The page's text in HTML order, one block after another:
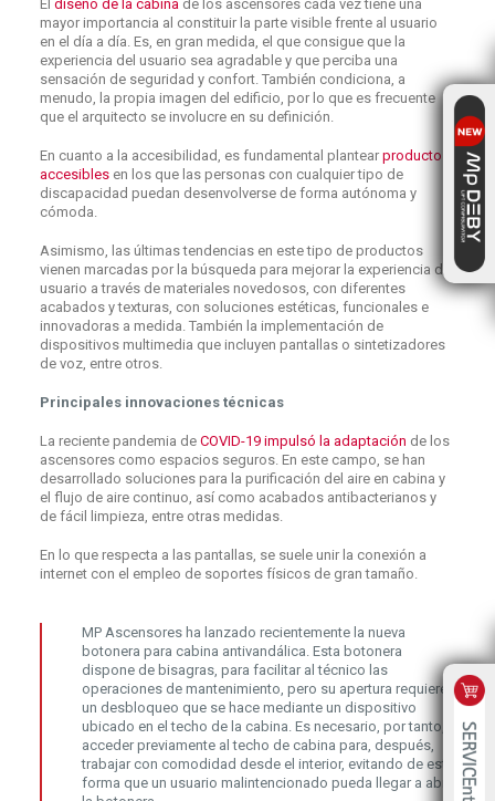
El diseño de la cabina de los ascensores cada vez tiene una
mayor importancia al constituir la parte visible frente al usuario
en el día a día. Es, en gran medida, el que consigue que la
experiencia del usuario sea agradable y que perciba una
sensación de seguridad y confort. También condiciona, a
menudo, la propia imagen del edificio, por lo que es frecuente
que el arquitecto se involucre en su definición.
En cuanto a la accesibilidad, es fundamental plantear productos
accesibles en los que las personas con cualquier tipo de
discapacidad puedan desenvolverse de forma autónoma y
cómoda.
Asimismo, las últimas tendencias en este tipo de productos
vienen marcadas por la búsqueda para mejorar la experiencia del
usuario a través de materiales novedosos, con diferentes
acabados y texturas, con soluciones estéticas, funcionales e
innovadoras a medida. También la implementación de
dispositivos multimedia que incluyen pantallas o sintetizadores
de voz, entre otros.
Principales innovaciones técnicas
La reciente pandemia de COVID-19 impulsó la adaptación de los
ascensores como espacios seguros. En este campo, se han
desarrollado soluciones para la purificación del aire en cabina y
el flujo de aire continuo, así como acabados antibacterianos y
de fácil limpieza, entre otras medidas.
En lo que respecta a las pantallas, se suele unir la conexión a
internet con el empleo de soportes físicos de gran tamaño.
MP Ascensores ha lanzado recientemente la nueva
botonera para cabina antivandálica. Esta botonera
dispone de bisagras, para facilitar al técnico las
operaciones de mantenimiento, pero su apertura requiere
un desbloqueo que se hace mediante un dispositivo
ubicado en el techo de la cabina. Es necesario, por tanto,
acceder previamente al techo de cabina para, después,
trabajar con comodidad desde el interior, evitando de esta
forma que un usuario malintencionado pueda llegar a abrir